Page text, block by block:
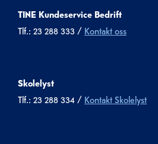
TINE Kundeservice Bedrift
Tlf.: 23 288 333 / Kontakt oss
Skolelyst
Tlf.: 23 288 334 / Kontakt Skolelyst